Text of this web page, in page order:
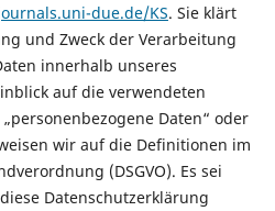
due.de/KS. Sie klärt
und Zweck der Verarbeitung
innerhalb unseres
auf die verwendeten
Daten“ oder
wir auf die Definitionen im
(DSGVO). Es sei
Datenschutzerklärung